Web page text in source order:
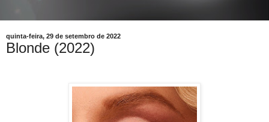
quinta-feira, 29 de setembro de 2022
Blonde (2022)